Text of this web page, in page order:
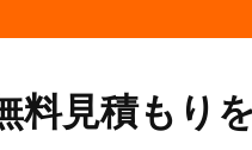
料見積もり